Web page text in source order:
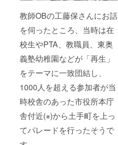
教師OBの工藤保さんにお話
を伺ったところ、当時は在
校生やPTA、教職員、東奥
義塾幼稚園などが「再生」
をテーマに一致団結し、
1000人を超える参加者が当
時校舎のあった市役所本庁
舎付近(※)から土手町を上っ
てパレードを行ったそうで